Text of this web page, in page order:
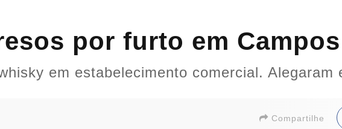
por furto em
em estabelecimento comercial. Alegaram
Compartilhe